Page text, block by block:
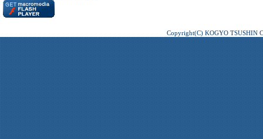
Copyright(C) KOGYO TSUSHIN